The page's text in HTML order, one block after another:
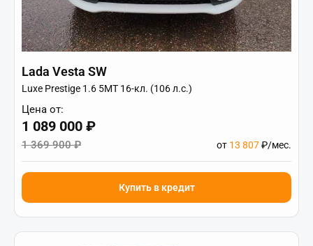
Lada Vesta SW
Luxe Prestige 1.6 5MT 16-кл. (106 л.с.)
Цена от:
1 089 000 ₽
1 369 900 ₽ от 13 807₽/мес.
Купить в кредит